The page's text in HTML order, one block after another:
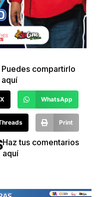
Puedes compartirlo
aquí
X WhatsApp
Print
Haz tus comentarios
aquí